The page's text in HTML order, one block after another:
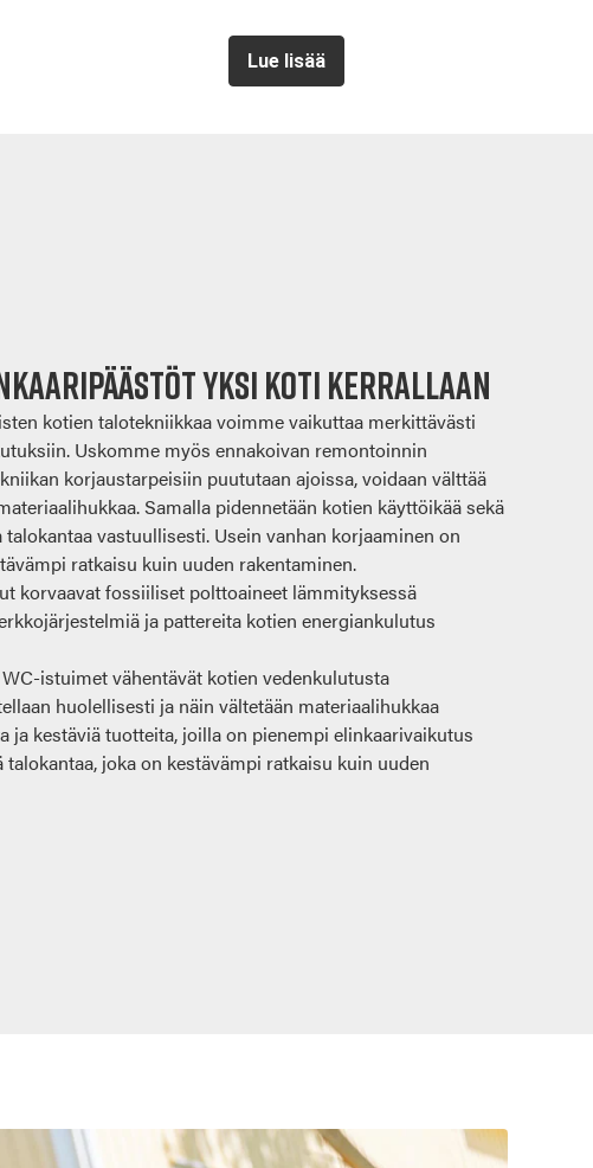
Lue lisää
yksi koti kerrallaan
kotien talotekniikkaa voimme vaikuttaa merkittävästi
Uskomme myös ennakoivan remontoinnin
korjaustarpeisiin puututaan ajoissa, voidaan välttää
Samalla pidennetään kotien käyttöikää sekä
vastuullisesti. Usein vanhan korjaaminen on
ratkaisu kuin uuden rakentaminen.
korvaavat fossiiliset polttoaineet lämmityksessä
ja pattereita kotien energiankulutus
istuimet vähentävät kotien vedenkulutusta
huolellisesti ja näin vältetään materiaalihukkaa
ja kestäviä tuotteita, joilla on pienempi elinkaarivaikutus
joka on kestävämpi ratkaisu kuin uuden